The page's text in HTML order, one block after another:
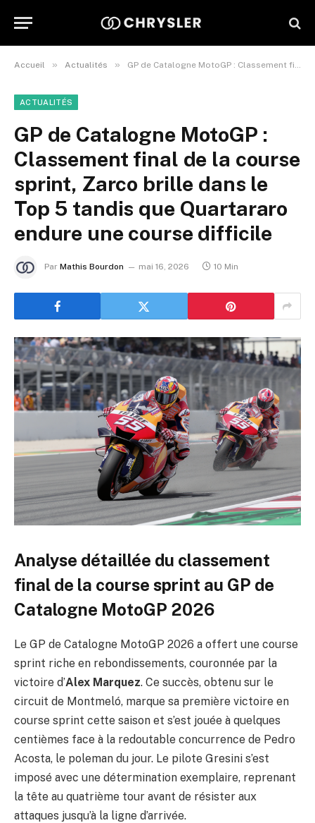
Accueil » Actualités » GP de Catalogne MotoGP : Classement final de la course sprint, Zarco brille dans le Top 5 tandis que Quartararo endure une course difficile
ACTUALITÉS
GP de Catalogne MotoGP :
Classement final de la course
sprint, Zarco brille dans le
Top 5 tandis que Quartararo
endure une course difficile
Par Mathis Bourdon mai 16, 2026 10 Min
Analyse détaillée du classement
final de la course sprint au GP de
Catalogne MotoGP 2026
Le GP de Catalogne MotoGP 2026 a offert une course
sprint riche en rebondissements, couronnée par la
victoire d’Alex Marquez. Ce succès, obtenu sur le
circuit de Montmeló, marque sa première victoire en
course sprint cette saison et s’est jouée à quelques
centièmes face à la redoutable concurrence de Pedro
Acosta, le poleman du jour. Le pilote Gresini s’est
imposé avec une détermination exemplaire, reprenant
la tête au quatrième tour avant de résister aux
attaques jusqu’à la ligne d’arrivée.